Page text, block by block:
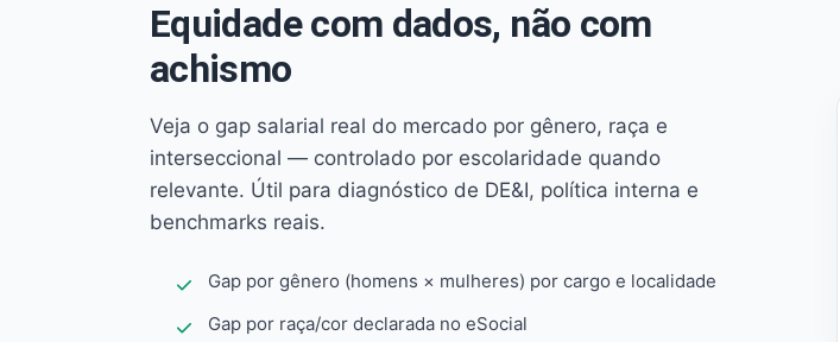
Equidade com dados, não com
achismo
Veja o gap salarial real do mercado por gênero, raça e
interseccional — controlado por escolaridade quando
relevante. Útil para diagnóstico de DE&I, política interna e
benchmarks reais.
Gap por gênero (homens × mulheres) por cargo e localidade
Gap por raça/cor declarada no eSocial